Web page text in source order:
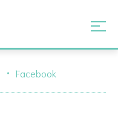
Facebook